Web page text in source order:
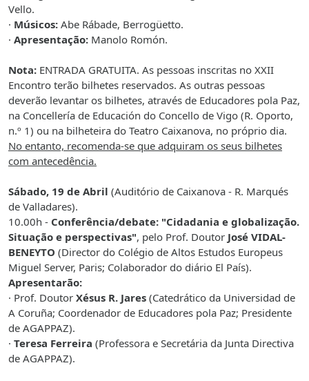
Vello.
· Músicos: Abe Rábade, Berrogüetto.
· Apresentação: Manolo Romón.
Nota: ENTRADA GRATUITA. As pessoas inscritas no XXII
Encontro terão bilhetes reservados. As outras pessoas
deverão levantar os bilhetes, através de Educadores pola Paz,
na Concellería de Educación do Concello de Vigo (R. Oporto,
n.º 1) ou na bilheteira do Teatro Caixanova, no próprio dia.
No entanto, recomenda-se que adquiram os seus bilhetes
com antecedência.
Sábado, 19 de Abril (Auditório de Caixanova - R. Marqués
de Valladares).
10.00h - Conferência/debate: "Cidadania e globalização.
Situação e perspectivas", pelo Prof. Doutor José VIDAL-
BENEYTO (Director do Colégio de Altos Estudos Europeus
Miguel Server, Paris; Colaborador do diário El País).
Apresentarão:
· Prof. Doutor Xésus R. Jares (Catedrático da Universidad de
A Coruña; Coordenador de Educadores pola Paz; Presidente
de AGAPPAZ).
· Teresa Ferreira (Professora e Secretária da Junta Directiva
de AGAPPAZ).